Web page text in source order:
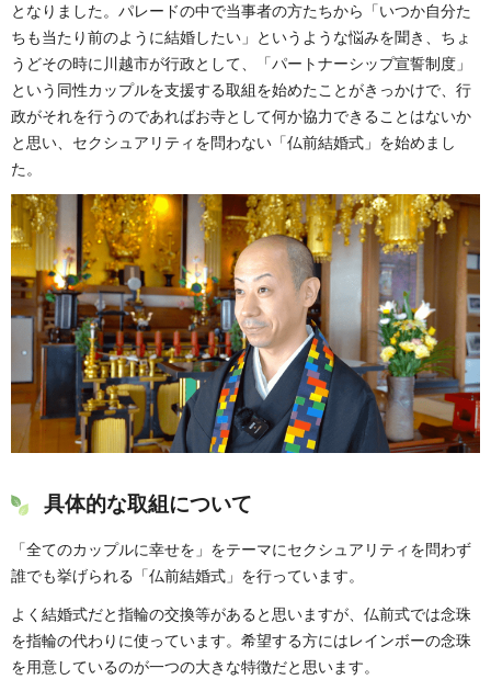
となりました。パレードの中で当事者の方たちから「いつか自分た
ちも当たり前のように結婚したい」というような悩みを聞き、ちょ
うどその時に川越市が行政として、「パートナーシップ宣誓制度」
という同性カップルを支援する取組を始めたことがきっかけで、行
政がそれを行うのであればお寺として何か協力できることはないか
と思い、セクシュアリティを問わない「仏前結婚式」を始めまし
た。
具体的な取組について
「全てのカップルに幸せを」をテーマにセクシュアリティを問わず
誰でも挙げられる「仏前結婚式」を行っています。
よく結婚式だと指輪の交換等があると思いますが、仏前式では念珠
を指輪の代わりに使っています。希望する方にはレインボーの念珠
を用意しているのが一つの大きな特徴だと思います。